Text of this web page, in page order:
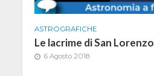
ASTROGRAFICHE
Le lacrime di San Lorenzo
6 Agosto 2018